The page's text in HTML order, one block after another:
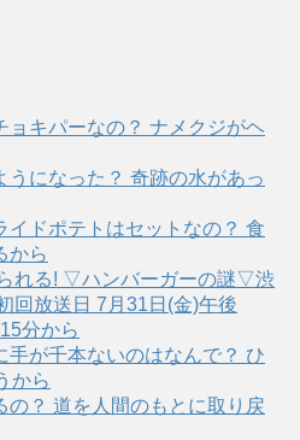
ョキパーなの？ ナメクジがヘ
うになった？ 奇跡の水があっ
イドポテトはセットなの？ 食
から
れる! ▽ハンバーガーの謎▽渋
回放送日 7月31日(金)午後
分から
手が千本ないのはなんで？ ひ
から
の？ 道を人間のもとに取り戻